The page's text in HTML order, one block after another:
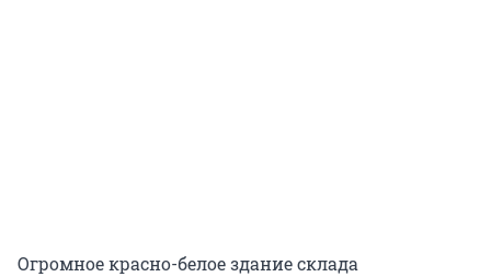
Огромное красно-белое здание склада